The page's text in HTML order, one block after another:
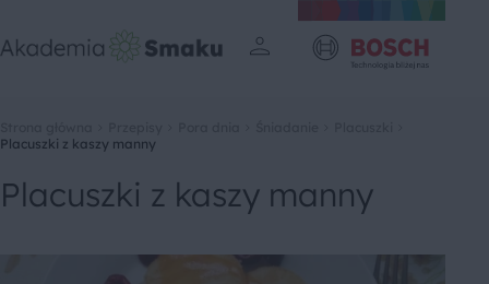
Placuszki z kaszy manny
Placuszki z kaszy manny